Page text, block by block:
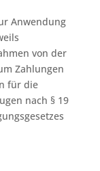
Anwendung
von der
Zahlungen
für die
nach § 19